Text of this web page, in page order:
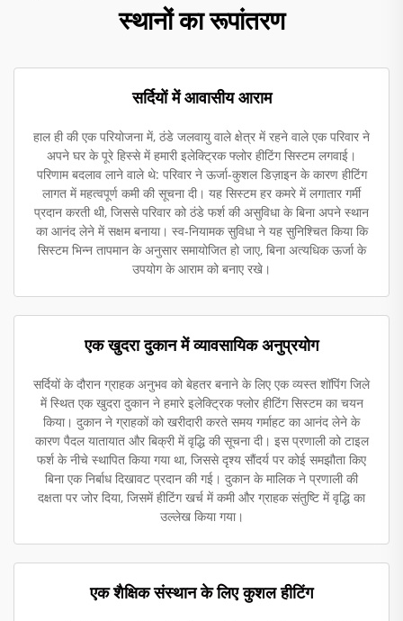
स्थानों का रूपांतरण
सर्दियों में आवासीय आराम
हाल ही की एक परियोजना में, ठंडे जलवायु वाले क्षेत्र में रहने वाले एक परिवार ने
अपने घर के पूरे हिस्से में हमारी इलेक्ट्रिक फ्लोर हीटिंग सिस्टम लगवाई।
परिणाम बदलाव लाने वाले थे: परिवार ने ऊर्जा-कुशल डिज़ाइन के कारण हीटिंग
लागत में महत्वपूर्ण कमी की सूचना दी। यह सिस्टम हर कमरे में लगातार गर्मी
प्रदान करती थी, जिससे परिवार को ठंडे फर्श की असुविधा के बिना अपने स्थान
का आनंद लेने में सक्षम बनाया। स्व-नियामक सुविधा ने यह सुनिश्चित किया कि
सिस्टम भिन्न तापमान के अनुसार समायोजित हो जाए, बिना अत्यधिक ऊर्जा के
उपयोग के आराम को बनाए रखे।
एक खुदरा दुकान में व्यावसायिक अनुप्रयोग
सर्दियों के दौरान ग्राहक अनुभव को बेहतर बनाने के लिए एक व्यस्त शॉपिंग जिले
में स्थित एक खुदरा दुकान ने हमारे इलेक्ट्रिक फ्लोर हीटिंग सिस्टम का चयन
किया। दुकान ने ग्राहकों को खरीदारी करते समय गर्माहट का आनंद लेने के
कारण पैदल यातायात और बिक्री में वृद्धि की सूचना दी। इस प्रणाली को टाइल
फर्श के नीचे स्थापित किया गया था, जिससे दृश्य सौंदर्य पर कोई समझौता किए
बिना एक निर्बाध दिखावट प्रदान की गई। दुकान के मालिक ने प्रणाली की
दक्षता पर जोर दिया, जिसमें हीटिंग खर्च में कमी और ग्राहक संतुष्टि में वृद्धि का
उल्लेख किया गया।
एक शैक्षिक संस्थान के लिए कुशल हीटिंग